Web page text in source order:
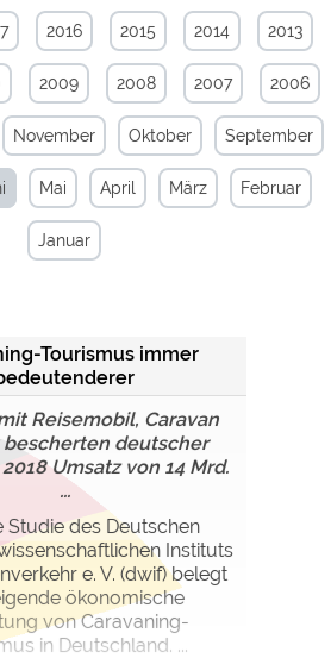
2016 2015 2014 2013
2009 2008 2007 2006
November Oktober September
Mai April März Februar
Januar
Tourismus immer
Reisemobil, Caravan
deutscher
Umsatz von 14 Mrd.
...
Studie des Deutschen
Instituts
e. V. (dwif) belegt
ökonomische
von Caravaning-
in Deutschland. ...
grundlegende
Funktion der
funktionieren.
https://policies.google.com/privacy
siehe Datenschutzerklärung des
jeweiligen Anbieters
https://policies.google.com/privacy
https://policies.google.com/privacy
https://policies.google.com/privacy
https://policies.google.com/privacy
https://policies.google.com/privacy